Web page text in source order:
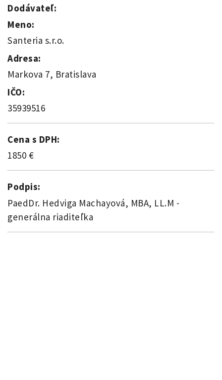
Dodávateľ:
Meno:
Santeria s.r.o.
Adresa:
Markova 7, Bratislava
IČO:
35939516
Cena s DPH:
1850 €
Podpis:
PaedDr. Hedviga Machayová, MBA, LL.M -
generálna riaditeľka